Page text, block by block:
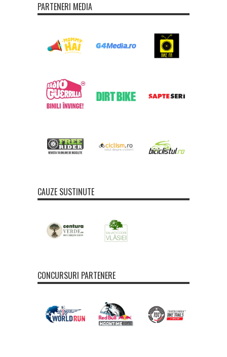
PARTENERI MEDIA
CAUZE SUSTINUTE
CONCURSURI PARTENERE